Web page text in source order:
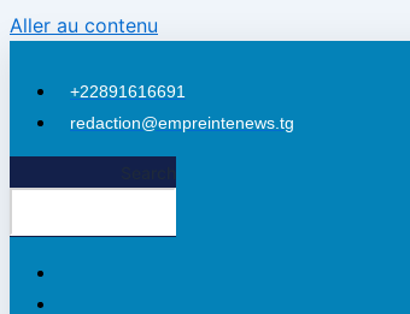
Aller au contenu
+22891616691
redaction@empreintenews.tg